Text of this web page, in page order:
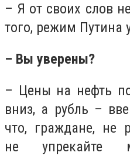
– Я от своих слов
того, режим Путина
– Вы уверены?
– Цены на нефть
вниз, а рубль –
что, граждане, не
не